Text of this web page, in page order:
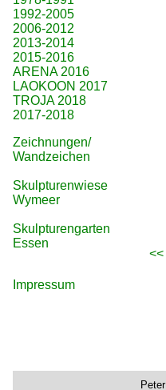
1992-2005
2006-2012
2013-2014
2015-2016
ARENA 2016
LAOKOON 2017
TROJA 2018
2017-2018
Zeichnungen/
Wandzeichen
Skulpturenwiese
Wymeer
Skulpturengarten
Essen
Impressum
<<
Peter Koenitz,